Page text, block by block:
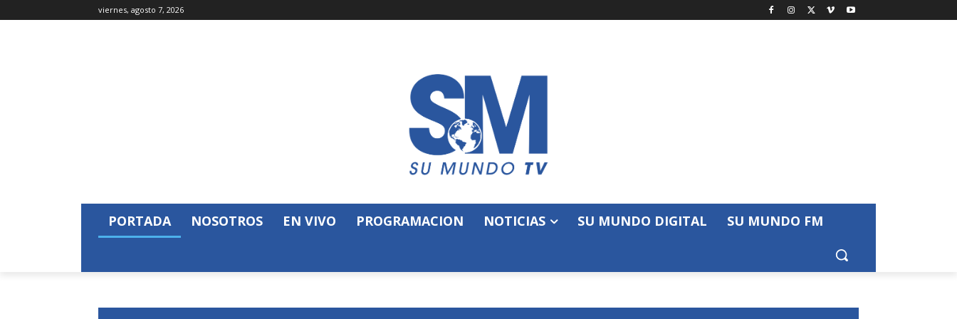
viernes, agosto 7, 2026
PORTADA NOSOTROS EN VIVO PROGRAMACION NOTICIAS SU MUNDO DIGITAL SU MUNDO FM